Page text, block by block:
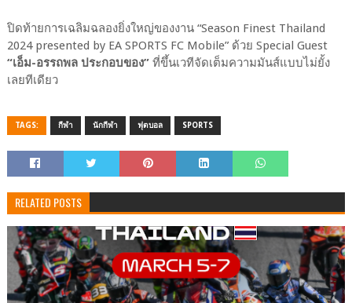
ปิดท้ายการเฉลิมฉลองยิ่งใหญ่ของงาน “Season Finest Thailand
2024 presented by EA SPORTS FC Mobile” ด้วย Special Guest
“เอ็ม-อรรถพล ประกอบของ”ที่ขึ้นเวทีจัดเต็มความมันส์แบบไม่ยั้ง
เลยทีเดียว
TAGS: กีฬา นักกีฬา ฟุตบอล SPORTS
RELATED POSTS